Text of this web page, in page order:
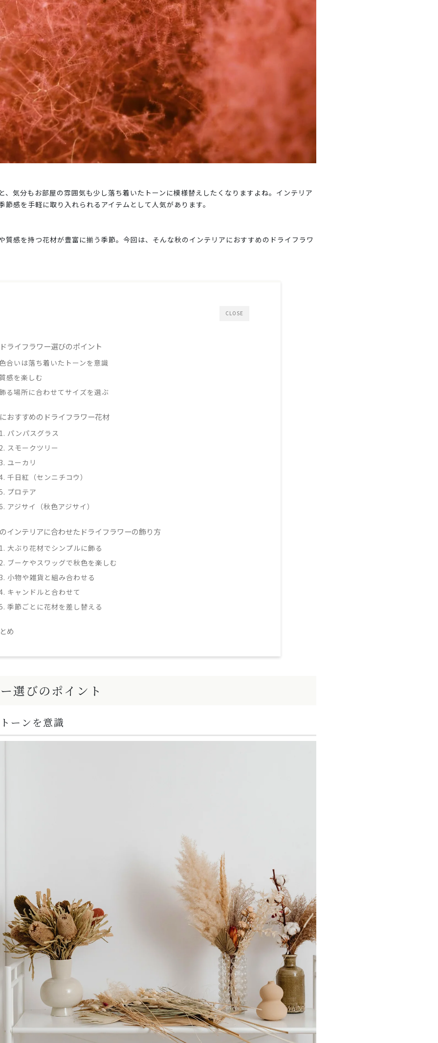
、気分もお部屋の雰囲気も少し落ち着いたトーンに模様替えしたくなりますよね。インテリア
感を手軽に取り入れられるアイテムとして人気があります。
質感を持つ花材が豊富に揃う季節。今回は、そんな秋のインテリアにおすすめのドライフラワ
CLOSE
ライフラワー選びのポイント
合いは落ち着いたトーンを意識
感を楽しむ
る場所に合わせてサイズを選ぶ
おすすめのドライフラワー花材
パンパスグラス
スモークツリー
ユーカリ
千日紅（センニチコウ）
プロテア
アジサイ（秋色アジサイ）
インテリアに合わせたドライフラワーの飾り方
大ぶり花材でシンプルに飾る
ブーケやスワッグで秋色を楽しむ
小物や雑貨と組み合わせる
キャンドルと合わせて
季節ごとに花材を差し替える
め
選びのポイント
ーンを意識